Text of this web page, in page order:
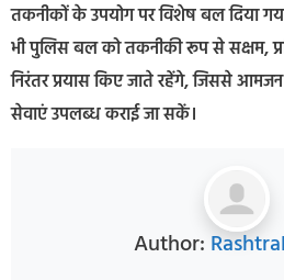
तकनीकों के उपयोग पर विशेष बल दिया
भी पुलिस बल को तकनीकी रूप से सक्षम,
निरंतर प्रयास किए जाते रहेंगे, जिससे
सेवाएं उपलब्ध कराई जा सकें।
Author: